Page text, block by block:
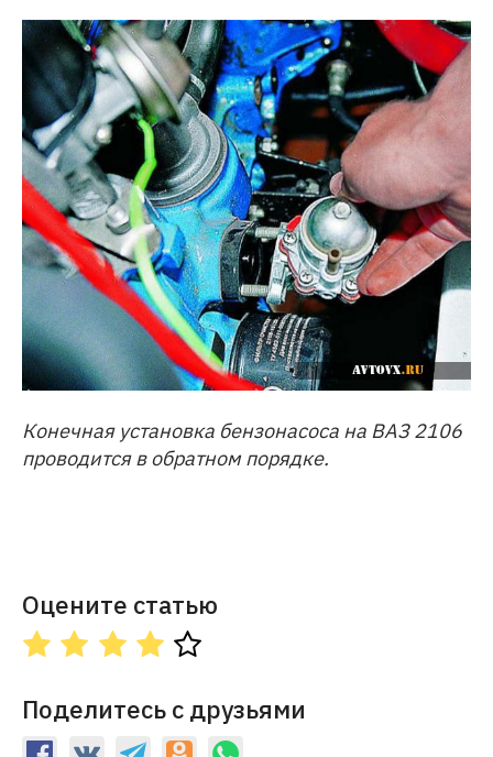
Конечная установка бензонасоса на ВАЗ 2106
проводится в обратном порядке.
Оцените статью
Поделитесь с друзьями